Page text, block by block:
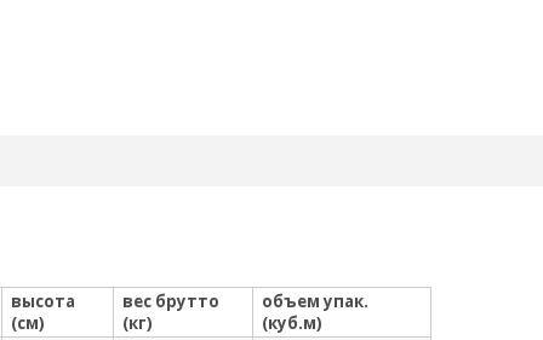
высота
(см)
вес брутто
(кг)
объем упак.
(куб.м)